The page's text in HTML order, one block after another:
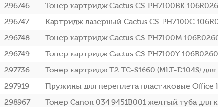
296746
Тонер картридж Cactus CS-PH7100BK
296747
Картридж лазерный Cactus CS-PH7100C
296748
Тонер картридж Cactus CS-PH7100M
296749
Тонер картридж Cactus CS-PH7100Y
297736
Тонер картридж T2 TC-S1660 (MLT-D104S)
297919
Пружины для переплета пластиковые Office
298967
Тонер Canon 034 9451B001 желтый туба для